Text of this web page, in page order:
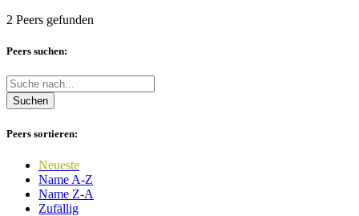
2 Peers gefunden
Peers suchen:
Suchen
Peers sortieren:
Neueste
Name A-Z
Name Z-A
Zufällig